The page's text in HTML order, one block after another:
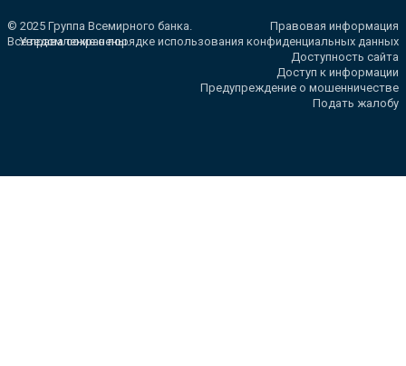
© 2025 Группа Всемирного банка.
Все права сохранены.
Правовая информация
Уведомление о порядке использования конфиденциальных данных
Доступность сайта
Доступ к информации
Предупреждение о мошенничестве
Подать жалобу